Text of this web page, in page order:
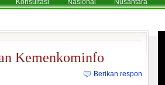
Konsultasi Nasional Nusantara
Kemenkominfo
Berikan respon